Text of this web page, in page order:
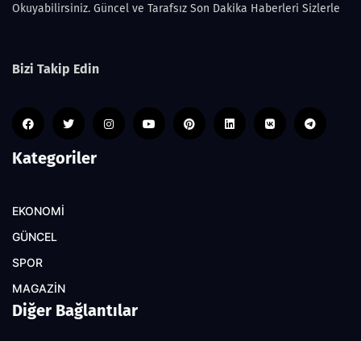
Okuyabilirsiniz. Güncel ve Tarafsız Son Dakika Haberleri Sizlerle
Bizi Takip Edin
Kategoriler
EKONOMİ
GÜNCEL
SPOR
MAGAZİN
Diğer Bağlantılar